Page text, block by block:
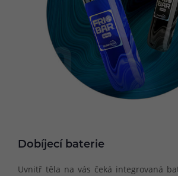
Dobíjecí baterie
Uvnitř těla na vás čeká integrovaná